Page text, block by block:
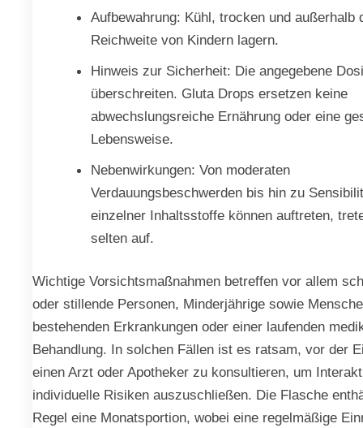
Aufbewahrung: Kühl, trocken und außerhalb
Reichweite von Kindern lagern.
Hinweis zur Sicherheit: Die angegebene
überschreiten. Gluta Drops ersetzen keine
abwechslungsreiche Ernährung oder eine
Lebensweise.
Nebenwirkungen: Von moderaten
Verdauungsbeschwerden bis hin zu
einzelner Inhaltsstoffe können auftreten,
selten auf.
Wichtige Vorsichtsmaßnahmen betreffen vor allem
oder stillende Personen, Minderjährige sowie
bestehenden Erkrankungen oder einer laufenden
Behandlung. In solchen Fällen ist es ratsam, vor der
einen Arzt oder Apotheker zu konsultieren, um
individuelle Risiken auszuschließen. Die Flasche
Regel eine Monatsportion, wobei eine regelmäßige